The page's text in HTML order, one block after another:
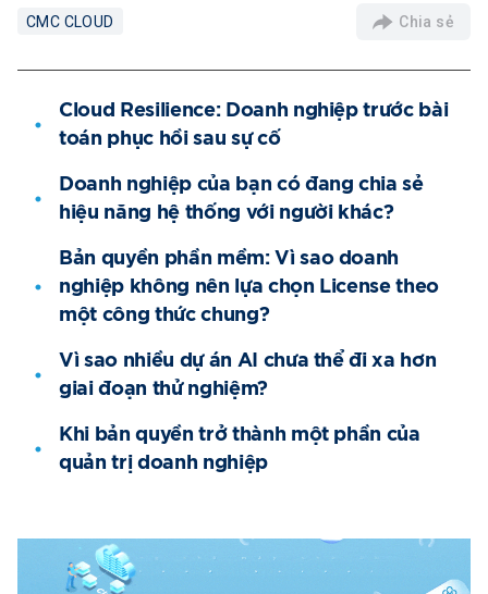
CMC CLOUD Chia sẻ
Cloud Resilience: Doanh nghiệp trước bài
toán phục hồi sau sự cố
Doanh nghiệp của bạn có đang chia sẻ
hiệu năng hệ thống với người khác?
Bản quyền phần mềm: Vì sao doanh
nghiệp không nên lựa chọn License theo
một công thức chung?
Vì sao nhiều dự án AI chưa thể đi xa hơn
giai đoạn thử nghiệm?
Khi bản quyền trở thành một phần của
quản trị doanh nghiệp